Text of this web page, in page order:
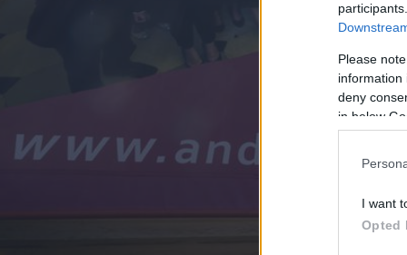
Please
information
deny
in below
I want
Opted